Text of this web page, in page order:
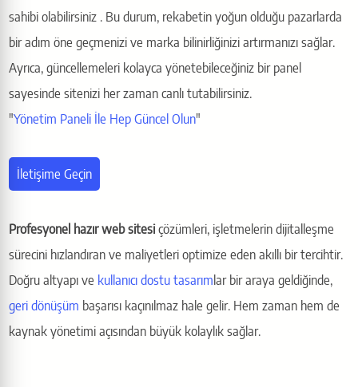
sahibi olabilirsiniz . Bu durum, rekabetin yoğun olduğu pazarlarda
bir adım öne geçmenizi ve marka bilinirliğinizi artırmanızı sağlar.
Ayrıca, güncellemeleri kolayca yönetebileceğiniz bir panel
sayesinde sitenizi her zaman canlı tutabilirsiniz.
"Yönetim Paneli İle Hep Güncel Olun"
İletişime Geçin
Profesyonel hazır web sitesiçözümleri, işletmelerin dijitalleşme
sürecini hızlandıran ve maliyetleri optimize eden akıllı bir tercihtir.
Doğru altyapı ve kullanıcı dostu tasarımlar bir araya geldiğinde,
geri dönüşüm başarısı kaçınılmaz hale gelir. Hem zaman hem de
kaynak yönetimi açısından büyük kolaylık sağlar.